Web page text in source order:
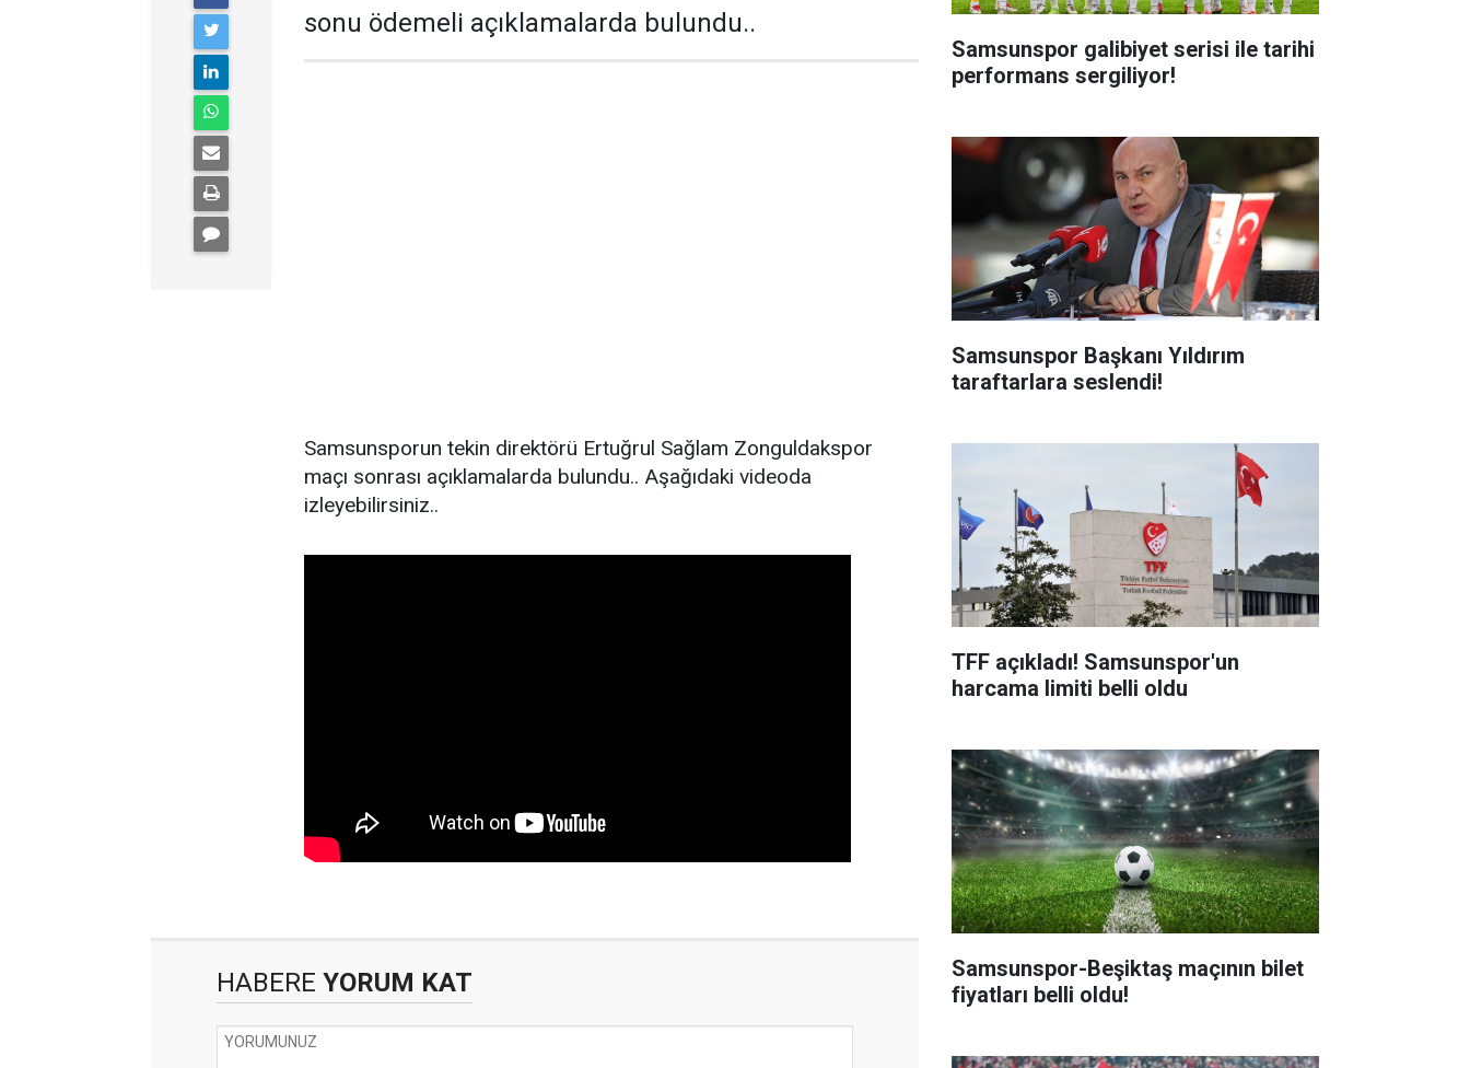
sonu ödemeli açıklamalarda bulundu..
Samsunsporun tekin direktörü Ertuğrul Sağlam Zonguldakspor
maçı sonrası açıklamalarda bulundu.. Aşağıdaki videoda
izleyebilirsiniz..
HABERE YORUM KAT
Samsunspor galibiyet serisi ile tarihi
performans sergiliyor!
Samsunspor Başkanı Yıldırım
taraftarlara seslendi!
TFF açıkladı! Samsunspor'un
harcama limiti belli oldu
Samsunspor-Beşiktaş maçının bilet
fiyatları belli oldu!